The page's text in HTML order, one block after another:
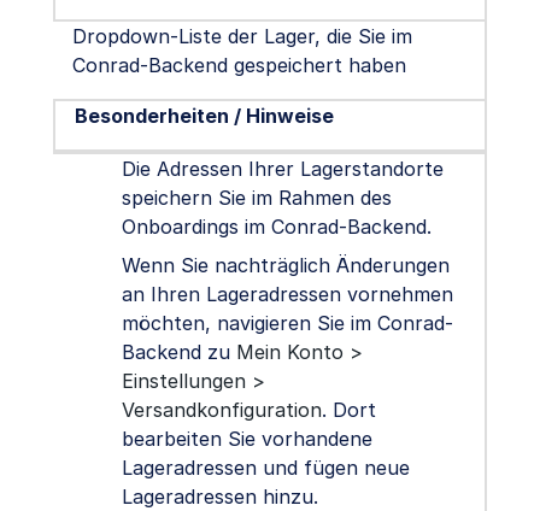
Dropdown-Liste der Lager, die Sie im
Conrad-Backend gespeichert haben
Besonderheiten / Hinweise
Die Adressen Ihrer Lagerstandorte
speichern Sie im Rahmen des
Onboardings im Conrad-Backend.
Wenn Sie nachträglich Änderungen
an Ihren Lageradressen vornehmen
möchten, navigieren Sie im Conrad-
Backend zu Mein Konto >
Einstellungen >
Versandkonfiguration. Dort
bearbeiten Sie vorhandene
Lageradressen und fügen neue
Lageradressen hinzu.